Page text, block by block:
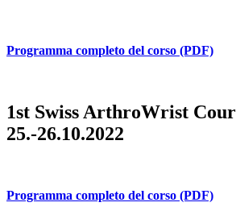
Programma completo del corso (PDF)
1st Swiss ArthroWrist
25.-26.10.2022
Programma completo del corso (PDF)